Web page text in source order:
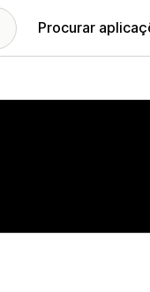
Procurar